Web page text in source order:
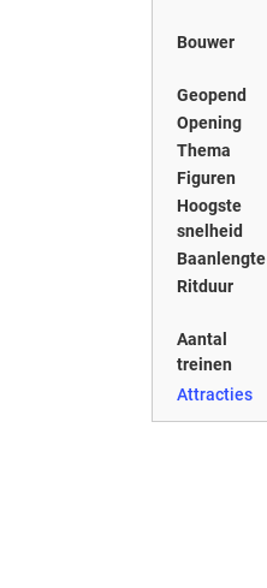
Bouwer
Geopend
Opening
Thema
Figuren
Hoogste
snelheid
Baanlengte
Ritduur
Aantal
treinen
Attracties